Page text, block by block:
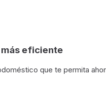
eficiente
que te permita